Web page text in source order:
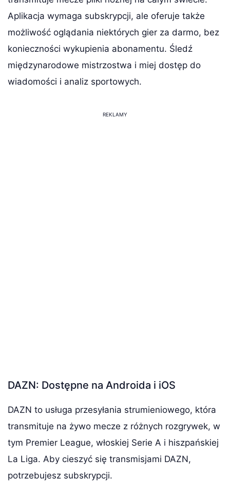
Aplikacja wymaga subskrypcji, ale oferuje także
możliwość oglądania niektórych gier za darmo, bez
konieczności wykupienia abonamentu. Śledź
międzynarodowe mistrzostwa i miej dostęp do
wiadomości i analiz sportowych.
REKLAMY
DAZN: Dostępne na Androida i iOS
DAZN to usługa przesyłania strumieniowego, która
transmituje na żywo mecze z różnych rozgrywek, w
tym Premier League, włoskiej Serie A i hiszpańskiej
La Liga. Aby cieszyć się transmisjami DAZN,
potrzebujesz subskrypcji.